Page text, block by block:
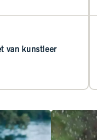
van kunstleer